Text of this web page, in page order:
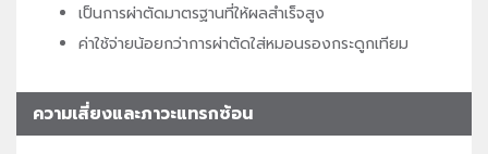
เป็นการผ่าตัดมาตรฐานที่ให้ผลสำเร็จสูง
ค่าใช้จ่ายน้อยกว่าการผ่าตัดใส่หมอนรองกระดูกเทียม
ความเสี่ยงและภาวะแทรกซ้อน